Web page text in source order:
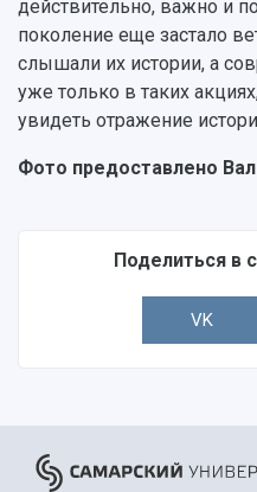
действительно, важно и
поколение еще застало
слышали их истории, а
уже только в таких
увидеть отражение
Фото предоставлено
Поделиться в
VK